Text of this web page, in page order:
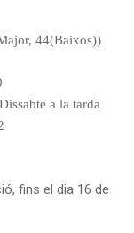
44(Baixos))
a la tarda
fins el dia 16 de